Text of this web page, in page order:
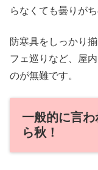
らなくても曇りが
防寒具をしっかり
フェ巡りなど、屋
のが無難です。
一般的に言
ら秋！